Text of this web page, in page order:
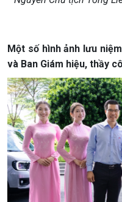
Một số hình ảnh lưu
và Ban Giám hiệu, thầy